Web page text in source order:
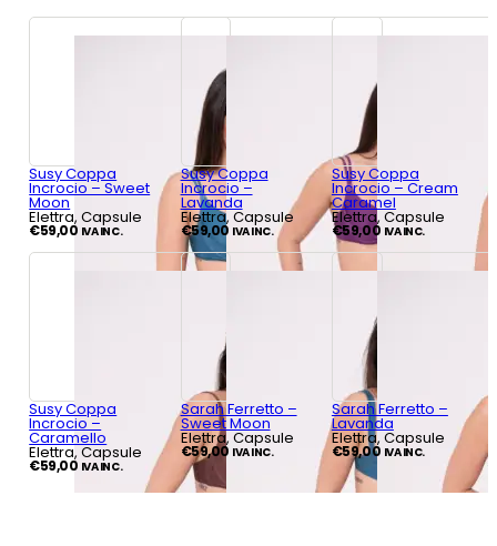
Susy Coppa
Incrocio – Sweet
Moon
Elettra, Capsule
€59,00 IVA INC.
Susy Coppa
Incrocio –
Lavanda
Elettra, Capsule
€59,00 IVA INC.
Susy Coppa
Incrocio – Cream
Caramel
Elettra, Capsule
€59,00 IVA INC.
Susy Coppa
Incrocio –
Caramello
Elettra, Capsule
€59,00 IVA INC.
Sarah Ferretto –
Sweet Moon
Elettra, Capsule
€59,00 IVA INC.
Sarah Ferretto –
Lavanda
Elettra, Capsule
€59,00 IVA INC.